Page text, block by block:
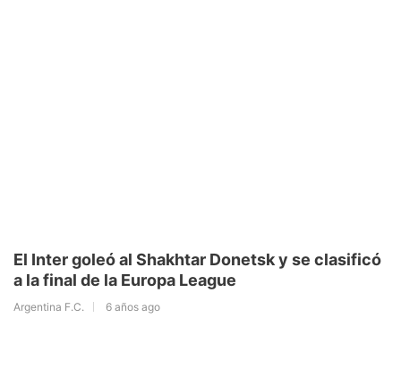
El Inter goleó al Shakhtar Donetsk y se clasificó
a la final de la Europa League
Argentina F.C. 6 años ago